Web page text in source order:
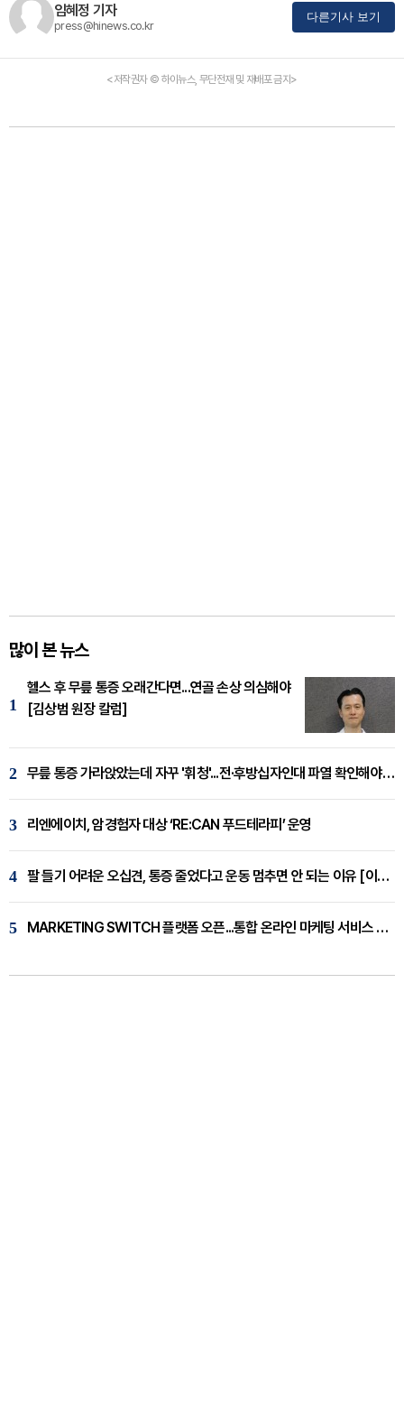
임혜정 기자
press@hinews.co.kr
다른기사 보기
<저작권자 © 하이뉴스, 무단전재 및 재배포 금지>
많이 본 뉴스
1
헬스 후 무릎 통증 오래간다면...연골 손상 의심해야
[김상범 원장 칼럼]
2 무릎 통증 가라앉았는데 자꾸 '휘청'...전·후방십자인대 파열 확인해야 [곽우경 원장 칼럼]
3 리엔에이치, 암경험자 대상 ‘RE:CAN 푸드테라피’ 운영
4 팔 들기 어려운 오십견, 통증 줄었다고 운동 멈추면 안 되는 이유 [이병욱 원장 칼럼]
5 MARKETING SWITCH 플랫폼 오픈...통합 온라인 마케팅 서비스 확대